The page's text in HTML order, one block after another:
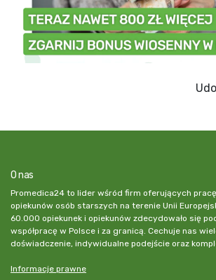
O nas
Promedica24 to lider wśród firm oferujących
opiekunów osób starszych na terenie Unii
60.000 opiekunek i opiekunów zdecydowało się
współpracę w Polsce i za granicą. Cechuje nas
doświadczenie, indywidualne podejście oraz
Informacje prawne